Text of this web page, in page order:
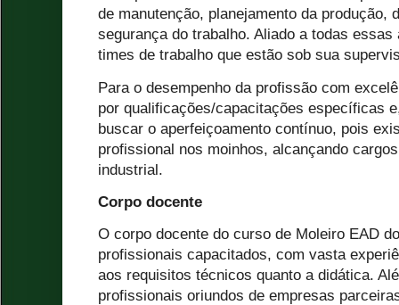
de manutenção, planejamento da produção,
segurança do trabalho. Aliado a todas
times de trabalho que estão sob sua
Para o desempenho da profissão com
por qualificações/capacitações específicas
buscar o aperfeiçoamento contínuo, pois
profissional nos moinhos, alcançando
industrial.
Corpo docente
O corpo docente do curso de Moleiro EAD
profissionais capacitados, com vasta
aos requisitos técnicos quanto a didática.
profissionais oriundos de empresas